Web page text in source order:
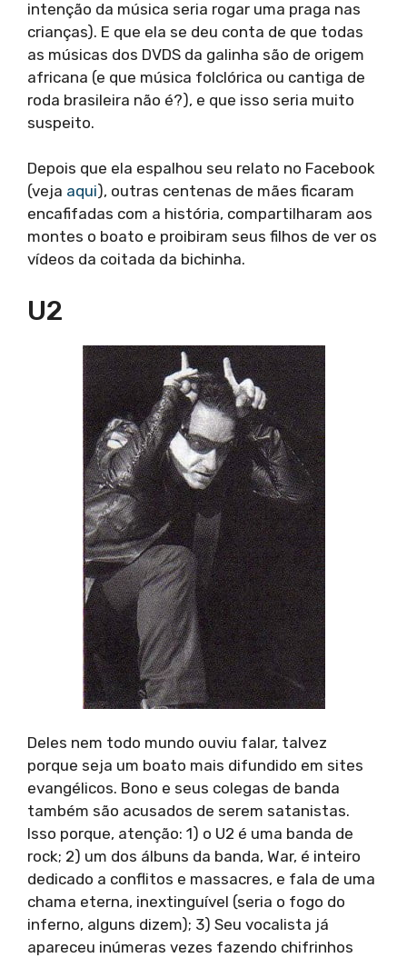
intenção da música seria rogar uma praga nas
crianças). E que ela se deu conta de que todas
as músicas dos DVDS da galinha são de origem
africana (e que música folclórica ou cantiga de
roda brasileira não é?), e que isso seria muito
suspeito.
Depois que ela espalhou seu relato no Facebook
(veja aqui), outras centenas de mães ficaram
encafifadas com a história, compartilharam aos
montes o boato e proibiram seus filhos de ver os
vídeos da coitada da bichinha.
U2
Deles nem todo mundo ouviu falar, talvez
porque seja um boato mais difundido em sites
evangélicos. Bono e seus colegas de banda
também são acusados de serem satanistas.
Isso porque, atenção: 1) o U2 é uma banda de
rock; 2) um dos álbuns da banda, War, é inteiro
dedicado a conflitos e massacres, e fala de uma
chama eterna, inextinguível (seria o fogo do
inferno, alguns dizem); 3) Seu vocalista já
apareceu inúmeras vezes fazendo chifrinhos